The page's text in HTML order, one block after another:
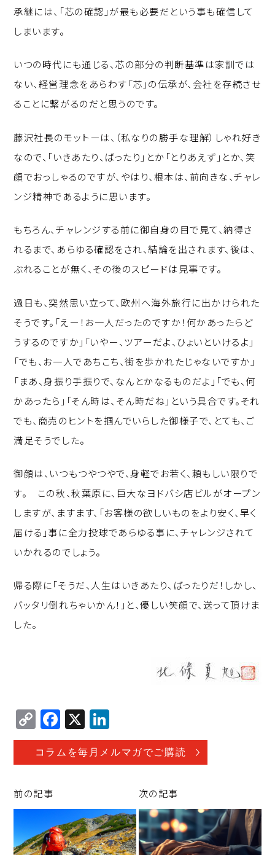
承継には、「芯の確認」が最も必要だという事も確信して
しまいます。
いつの時代にも通じる、芯の部分の判断基準は家訓では
ない、経営理念をあらわす「芯」の伝承が、会社を存続させ
ることに繋がるのだと思うのです。
藤沢社長のモットーは、（私なりの勝手な理解）しゃれ好き
なので、「いきあたり、ばったり」とか「とりあえず」とか、笑
顔でおっしゃるのですが、やはり、根本は、前向きな、チャレ
ンジ精神であるように思います。
もちろん、チャレンジする前に御自身の目で見て、納得さ
れるまで、あらゆる確認をされ、結論を出されます、後は、
ぶれることが無く、その後のスピードは見事です。
過日も、突然思い立って、欧州へ海外旅行に出かけられた
そうです。「えー！お一人だったのですか！何かあったらど
うするのですか」「いやー、ツアーだよ、ひょいといけるよ」
「でも、お一人であちこち、街を歩かれたじゃないですか」
「まあ、身振り手振りで、なんとかなるものだよ」「でも、何
かあったら」「そん時は、そん時だね」という具合です。それ
でも、商売のヒントを掴んでいらした御様子で、とても、ご
満足そうでした。
御顔は、いつもつやつやで、身軽でお若く、頼もしい限りで
す。 この秋、秋葉原に、巨大なヨドバシ店ビルがオープン
しますが、ますます、「お客様の欲しいものをより安く、早く
届ける」事に全力投球であらゆる事に、チャレンジされて
いかれるのでしょう。
帰る際に「そうだ、人生はいきあたり、ばったりだ！しかし、
バッタリ倒れちゃいかん！」と、優しい笑顔で、送って頂けま
した。
C
o
p
Li
n
k
F
a
c
o
o
X
n
k
I
n
コラムを毎月メルマガでご購読
前の記事 次の記事